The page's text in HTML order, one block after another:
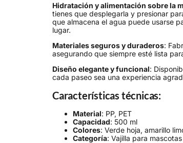
Hidratación y alimentación sobre la
tienes que desplegarla y presionar
que almacena el agua puede usarse
lugar.
Materiales seguros y duraderos:
asegurando que siempre esté lista
Diseño elegante y funcional:
cada paseo sea una experiencia
Características técnicas:
Material: PP, PET
Capacidad: 500 ml
Colores: Verde hoja, amarillo
Categoría: Vajilla para mascotas